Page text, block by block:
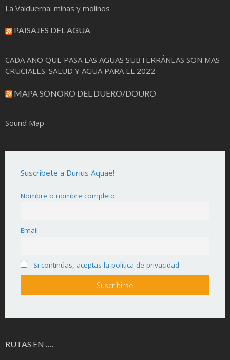
La Valduerna: minas y molinos
PAISAJES DEL AGUA
CADA AÑO QUE PASA LAS AGUAS SUBTERRÁNEAS SON MAS
CRUCIALES. SALUD Y AGUA PARA EL 2022
MAPA SONORO DEL DUERO/DOURO
Sound Map
Suscríbete a Durius Aquae!
Nombre o nombre completo
Email
Si continúas, aceptas la política de privacidad
RUTAS EN ….